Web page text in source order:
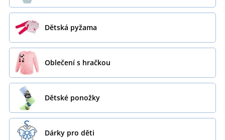
Dětská pyžama
Oblečení s hračkou
Dětské ponožky
Dárky pro děti